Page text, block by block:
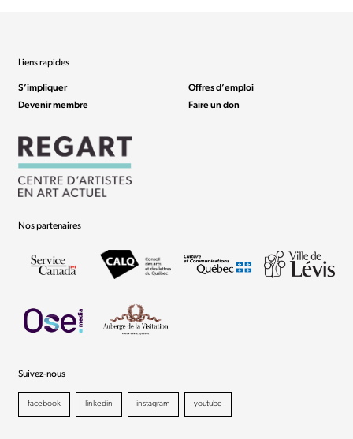
Liens rapides
S’impliquer
Devenir membre
Offres d’emploi
Faire un don
Nos partenaires
Suivez-nous
facebook linkedin instagram youtube